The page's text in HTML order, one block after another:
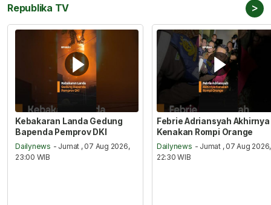
Republika TV >
Kebakaran Landa Gedung
Bapenda Pemprov DKI
Dailynews - Jumat , 07 Aug 2026,
23:00 WIB
Febrie Adriansyah Akhirnya
Kenakan Rompi Orange
Dailynews - Jumat , 07 Aug 2026,
22:30 WIB